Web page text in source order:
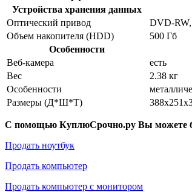
Устройства хранения данных
Оптический привод
DVD-
Объем накопителя (HDD)
500 Гб
Особенности
Веб-камера
есть
Вес
2.38 кг
Особенности
Размеры (Д*Ш*Т)
С помощью КуплюСрочно.ру Вы можете
Продать ноутбук
Продать компьютер
Продать компьютер с монитором